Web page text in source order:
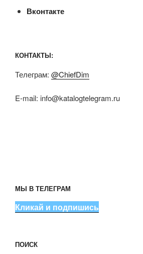
Вконтакте
КОНТАКТЫ:
Телеграм: @ChiefDim
E-mail: info@katalogtelegram.ru
МЫ В ТЕЛЕГРАМ
Кликай и подпишись
ПОИСК